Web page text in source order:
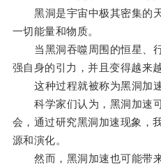
黑洞是宇宙中极其密集的天
一切能量和物质。
当黑洞吞噬周围的恒星、
强自身的引力，并且变得越来
这种过程就被称为黑洞加速
科学家们认为，黑洞加速可
会，通过研究黑洞加速现象，
源和演化。
然而，黑洞加速也可能带来